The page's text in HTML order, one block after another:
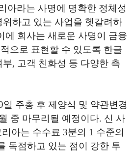
아라는 사명에 명확한 정체성
하고 있는 사업을 헷갈려하
에 회사는 새로운 사명이 금융
으로 표현할 수 있도록 한글
, 고객 친화성 등 다양한 측
주총 후 제양식 및 약관변경
중 마무리될 예정이다. 신 사
아는 수수료 3분의 1 수준의
독점하고 있는 점이 강한 투